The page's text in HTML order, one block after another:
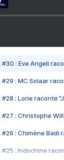
#30 : Eve Angeli
#29 : MC Solaar
#28 : Lorie raconte
#27 : Christophe
#26 : Chimène Badi
#25 : Indochine